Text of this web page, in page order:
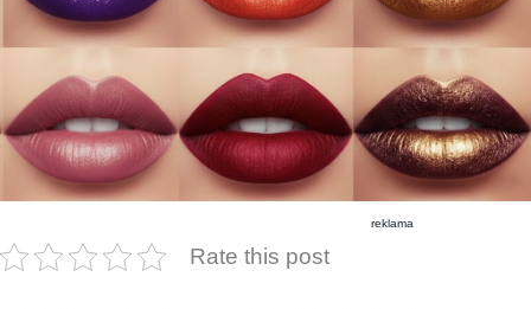
reklama
Rate this post